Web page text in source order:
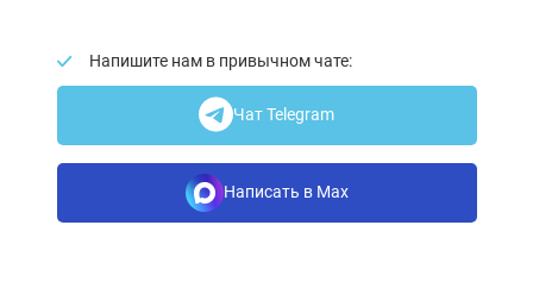
Напишите нам в привычном чате:
Чат Telegram
Написать в Max